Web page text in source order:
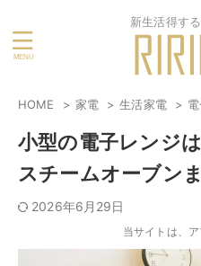
新生活得す
HOME 家電 生活家電
小型の電子レンジ
スチームオーブン
2026年6月29日
当サイトは、